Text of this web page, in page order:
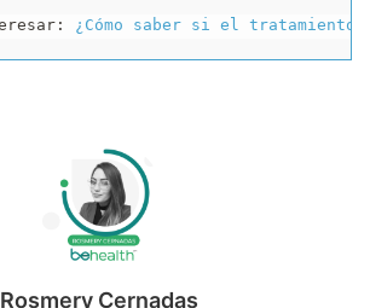
¿Cómo saber si el tratamiento
Rosmery Cernadas